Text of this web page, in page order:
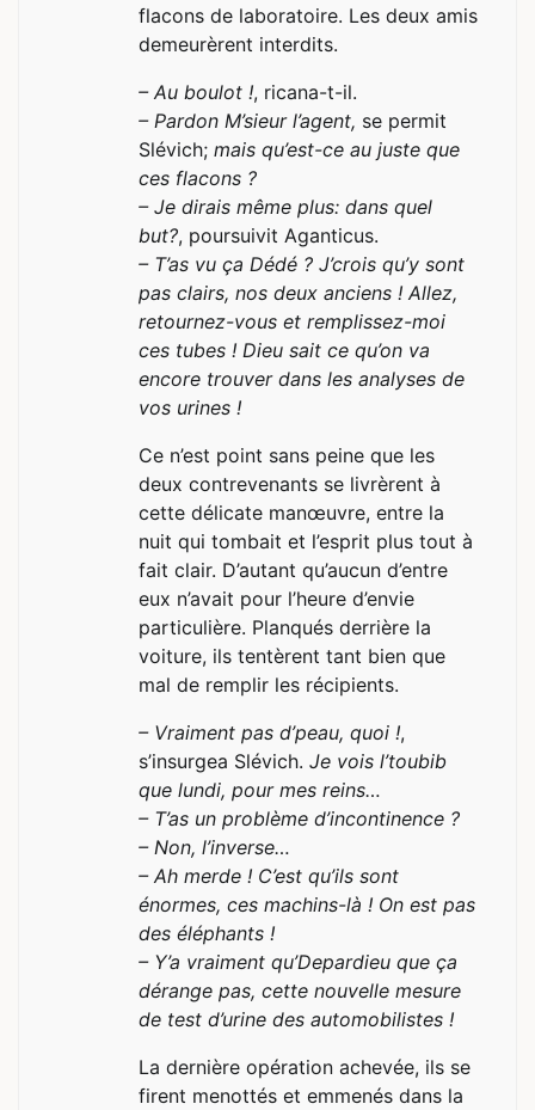
flacons de laboratoire. Les deux amis
demeurèrent interdits.
– Au boulot !, ricana-t-il.
– Pardon M’sieur l’agent, se permit
Slévich; mais qu’est-ce au juste que
ces flacons ?
– Je dirais même plus: dans quel
but?, poursuivit Aganticus.
– T’as vu ça Dédé ? J’crois qu’y sont
pas clairs, nos deux anciens ! Allez,
retournez-vous et remplissez-moi
ces tubes ! Dieu sait ce qu’on va
encore trouver dans les analyses de
vos urines !
Ce n’est point sans peine que les
deux contrevenants se livrèrent à
cette délicate manœuvre, entre la
nuit qui tombait et l’esprit plus tout à
fait clair. D’autant qu’aucun d’entre
eux n’avait pour l’heure d’envie
particulière. Planqués derrière la
voiture, ils tentèrent tant bien que
mal de remplir les récipients.
– Vraiment pas d’peau, quoi !,
s’insurgea Slévich. Je vois l’toubib
que lundi, pour mes reins…
– T’as un problème d’incontinence ?
– Non, l’inverse…
– Ah merde ! C’est qu’ils sont
énormes, ces machins-là ! On est pas
des éléphants !
– Y’a vraiment qu’Depardieu que ça
dérange pas, cette nouvelle mesure
de test d’urine des automobilistes !
La dernière opération achevée, ils se
firent menottés et emmenés dans la